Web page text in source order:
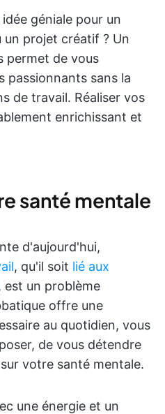
géniale pour un
un projet créatif ? Un
permet de vous
passionnants sans la
de travail. Réaliser vos
enrichissant et
santé mentale
d'aujourd'hui,
, qu'il soit lié aux
, est un problème
offre une
au quotidien, vous
de vous détendre
votre santé mentale.
une énergie et un